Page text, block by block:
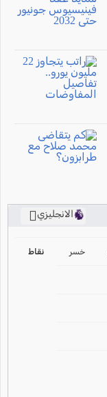
الانجليزي
خسر نقاط